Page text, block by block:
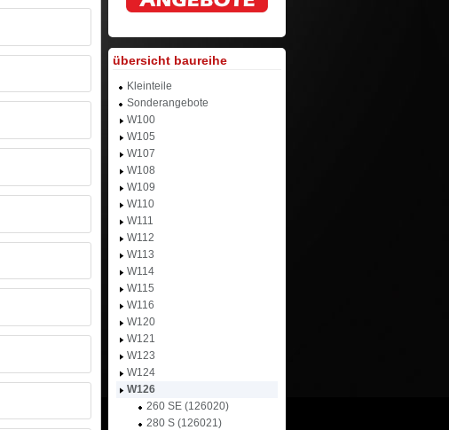
übersicht baureihe
Kleinteile
Sonderangebote
W100
W105
W107
W108
W109
W110
W111
W112
W113
W114
W115
W116
W120
W121
W123
W124
W126
260 SE (126020)
280 S (126021)